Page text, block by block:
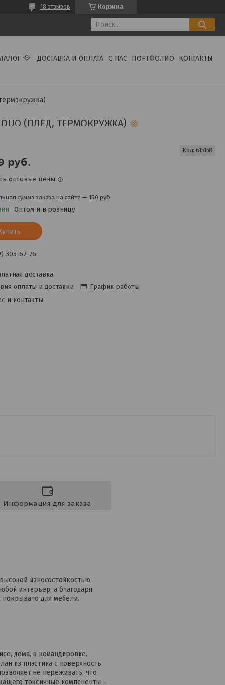
Корзина
18 отзывов
ДОСТАВКА И ОПЛАТА О НАС ПОРТФОЛИО КОНТАКТЫ
(ПЛЕД, ТЕРМОКРУЖКА)
руб.
оптовые цены
сумма заказа на сайте — 150 руб
Оптом и в розницу
Код: 615158
303-62-76
доставка
оплаты и доставки
График работы
и контакты
Информация для заказа
износостойкостью,
интерьер, а благодаря
покрывало для мебели.
дома, в командировке.
из пластика с поверхность
не переживать, что
токсичные компоненты –